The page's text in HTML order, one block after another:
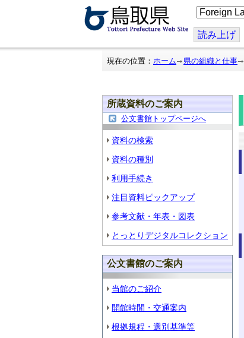
こ
の
ジ
を
翻
読み上げ
現在の位置： ホーム 県の組織と仕事
所蔵資料のご案内
公文書館トップページへ
資料の検索
資料の種別
利用手続き
注目資料ピックアップ
参考文献・年表・図表
とっとりデジタルコレクション
公文書館のご案内
当館のご紹介
開館時間・交通案内
根拠規程・選別基準等